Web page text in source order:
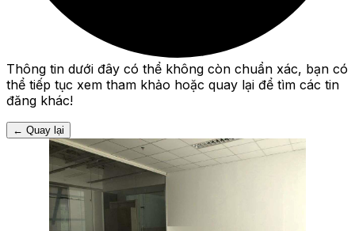
Thông tin dưới đây có thể không còn chuẩn xác, bạn có
thể tiếp tục xem tham khảo hoặc quay lại để tìm các tin
đăng khác!
← Quay lại